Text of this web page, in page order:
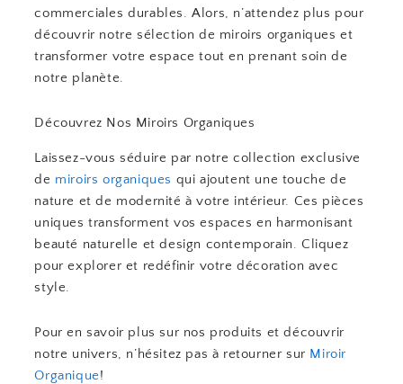
commerciales durables. Alors, n’attendez plus pour
découvrir notre sélection de miroirs organiques et
transformer votre espace tout en prenant soin de
notre planète.
Découvrez Nos Miroirs Organiques
Laissez-vous séduire par notre collection exclusive
de miroirs organiques qui ajoutent une touche de
nature et de modernité à votre intérieur. Ces pièces
uniques transforment vos espaces en harmonisant
beauté naturelle et design contemporain. Cliquez
pour explorer et redéfinir votre décoration avec
style.
Pour en savoir plus sur nos produits et découvrir
notre univers, n’hésitez pas à retourner sur Miroir
Organique!